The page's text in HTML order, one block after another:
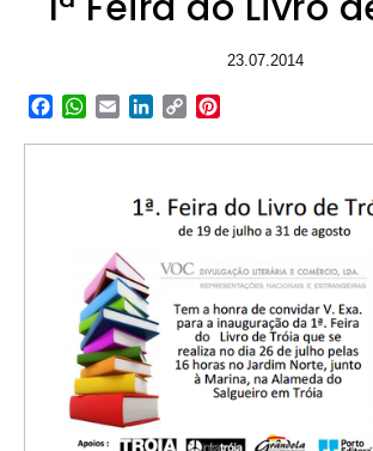
23.07.2014
Facebook
WhatsApp
EmailLinkedIn
Copy